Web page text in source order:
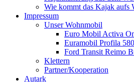
Wie kommt das Kajak aufs
Impressum
Unser Wohnmobil
Euro Mobil Activa
Euramobil Profila
Ford Transit Reimo
Klettern
Partner/Kooperation
Autark